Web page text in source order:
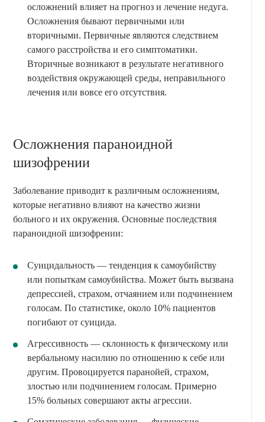
осложнений влияет на прогноз и лечение недуга.
Осложнения бывают первичными или
вторичными. Первичные являются следствием
самого расстройства и его симптоматики.
Вторичные возникают в результате негативного
воздействия окружающей среды, неправильного
лечения или вовсе его отсутствия.
Осложнения параноидной
шизофрении
Заболевание приводит к различным осложнениям,
которые негативно влияют на качество жизни
больного и их окружения. Основные последствия
параноидной шизофрении:
Суицидальность — тенденция к самоубийству
или попыткам самоубийства. Может быть вызвана
депрессией, страхом, отчаянием или подчинением
голосам. По статистике, около 10% пациентов
погибают от суицида.
Агрессивность — склонность к физическому или
вербальному насилию по отношению к себе или
другим. Провоцируется паранойей, страхом,
злостью или подчинением голосам. Примерно
15% больных совершают акты агрессии.